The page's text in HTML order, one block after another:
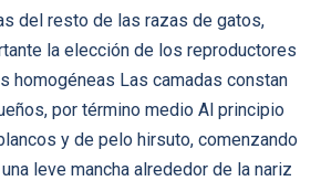
del resto de las razas de gatos,
la elección de los reproductores
homogéneas Las camadas constan
por término medio Al principio
y de pelo hirsuto, comenzando
leve mancha alrededor de la nariz